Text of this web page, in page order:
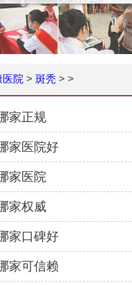
医院 > 斑秃> >
家正规
家医院好
家医院
家权威
家口碑好
家可信赖